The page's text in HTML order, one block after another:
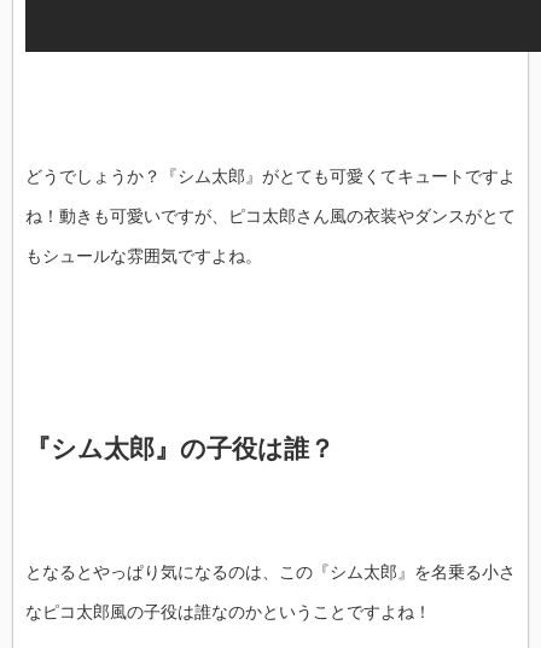
どうでしょうか？『シム太郎』がとても可愛くてキュートですよ
ね！動きも可愛いですが、ピコ太郎さん風の衣装やダンスがとて
もシュールな雰囲気ですよね。
『シム太郎』の子役は誰？
となるとやっぱり気になるのは、この『シム太郎』を名乗る小さ
なピコ太郎風の子役は誰なのかということですよね！